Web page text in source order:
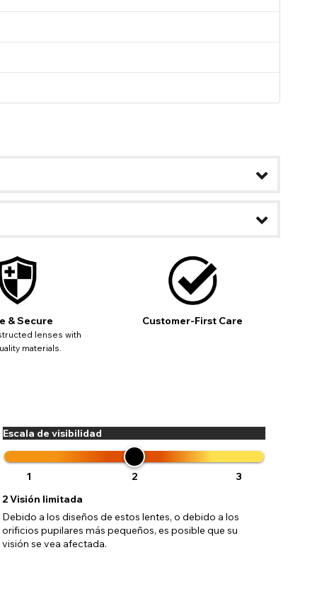
& Secure
lenses with
materials.
Customer-First Care
Escala de visibilidad
1 2
3
2Visión limitada
Debido a los diseños de estos lentes, o debido a los
orificios pupilares más pequeños, es posible que su
visión se vea afectada.